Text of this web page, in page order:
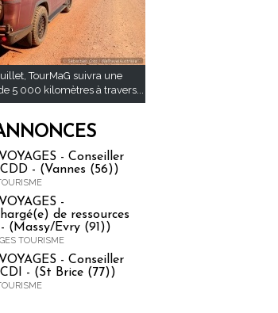
TourMaG suivra une
5 000 kilomètres à travers...
- Conseiller
- (Vannes (56))
-
de ressources
(Massy/Evry (91))
TOURISME
- Conseiller
- (St Brice (77))